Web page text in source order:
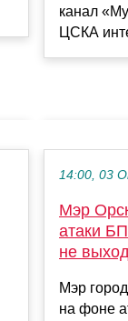
канал
ЦСКА
14:00, 03
Мэр
атаки
не
Мэр
на фоне